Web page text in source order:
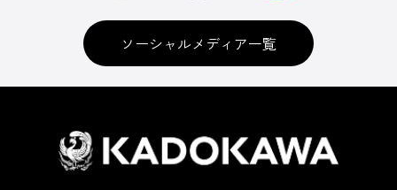
ソーシャルメディア一覧